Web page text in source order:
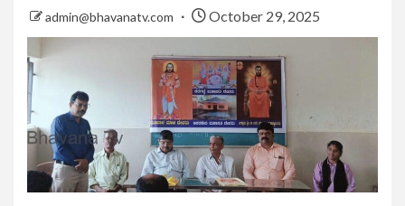
admin@bhavanatv.com October 29, 2025